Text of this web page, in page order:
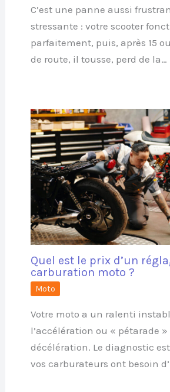
C’est une panne aussi
stressante : votre scooter
parfaitement, puis, après 15
de route, il tousse, perd de la…
Quel est le prix d’un
carburation moto ?
Moto
Votre moto a un ralenti
l’accélération ou « pétarade »
décélération. Le diagnostic
vos carburateurs ont besoin